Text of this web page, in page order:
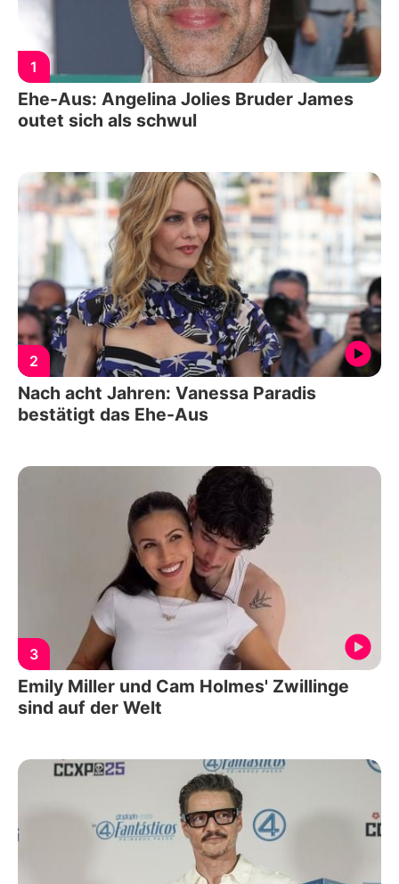
1
Ehe-Aus: Angelina Jolies Bruder James
outet sich als schwul
2
Nach acht Jahren: Vanessa Paradis
bestätigt das Ehe-Aus
3
Emily Miller und Cam Holmes' Zwillinge
sind auf der Welt